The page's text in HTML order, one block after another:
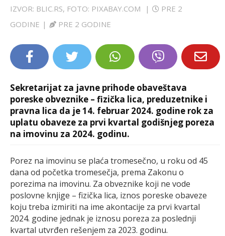
IZVOR: BLIC.RS, FOTO: PIXABAY.COM |
PRE 2
GODINE | PRE 2 GODINE
Sekretarijat za javne prihode obaveštava
poreske obveznike – fizička lica, preduzetnike i
pravna lica da je 14. februar 2024. godine rok za
uplatu obaveze za prvi kvartal godišnjeg poreza
na imovinu za 2024. godinu.
Porez na imovinu se plaća tromesečno, u roku od 45
dana od početka tromesečja, prema Zakonu o
porezima na imovinu. Za obveznike koji ne vode
poslovne knjige – fizička lica, iznos poreske obaveze
koju treba izmiriti na ime akontacije za prvi kvartal
2024. godine jednak je iznosu poreza za poslednji
kvartal utvrđen rešenjem za 2023. godinu.